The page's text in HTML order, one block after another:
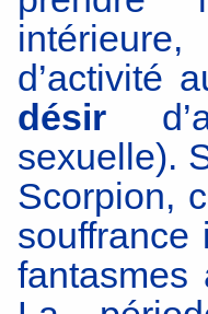
d’activité
désir
sexuelle).
Scorpion,
souffrance
fantasmes